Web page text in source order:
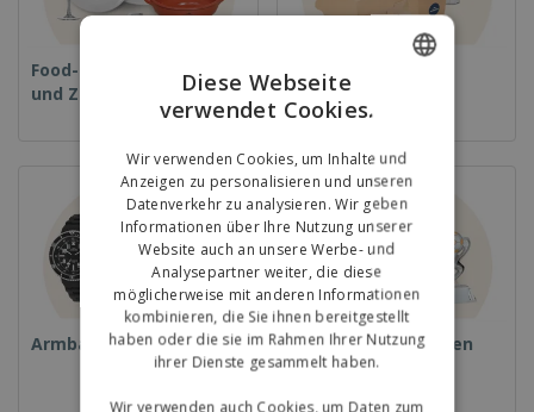
Food-Service-Ausrüstung
und Zubehör
Einwegprodukte
Armbanduhren Pokale und Trophäen
ENGLISH
Diese Webseite
verwendet Cookies.
Wir verwenden Cookies, um Inhalte und
Anzeigen zu personalisieren und unseren
Datenverkehr zu analysieren. Wir geben
Informationen über Ihre Nutzung unserer
Website auch an unsere Werbe- und
Analysepartner weiter, die diese
möglicherweise mit anderen Informationen
kombinieren, die Sie ihnen bereitgestellt
haben oder die sie im Rahmen Ihrer Nutzung
ihrer Dienste gesammelt haben.
Wir verwenden auch Cookies, um Daten zum